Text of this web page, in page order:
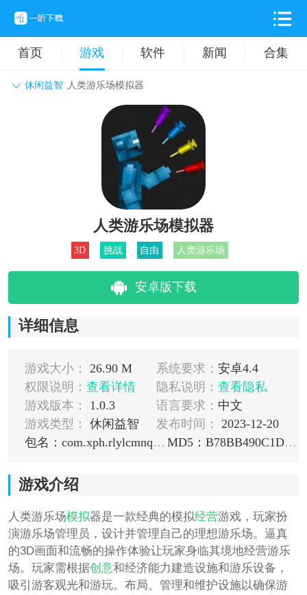
首页 游戏 软件 新闻 合集
休闲益智 人类游乐场模拟器
动作格斗 休闲益智
卡牌对战 音乐舞蹈
挂机养成
人类游乐场模拟器
3D 挑战 自由 人类游乐场
安卓版下载
详细信息
游戏大小： 26.90 M 系统要求： 安卓4.4
权限说明： 查看详情 隐私说明： 查看隐私
游戏版本：
1.0.3 语言要求： 中文
游戏类型：
休闲益智 发布时间：
2023-12-20
包名：com.xph.rlylcmnq.mi
MD5：B78BB490C1DFC275773243A64AE2942F
游戏介绍
人类游乐场模拟器是一款经典的模拟经营游戏，玩家扮
演游乐场管理员，设计并管理自己的理想游乐场。逼真
的3D画面和流畅的操作体验让玩家身临其境地经营游乐
场。玩家需根据创意和经济能力建造设施和游乐设备，
吸引游客观光和游玩。布局、管理和维护设施以确保游